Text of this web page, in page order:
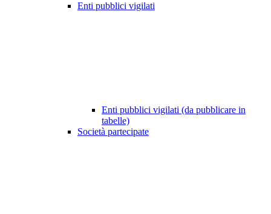
Enti pubblici vigilati
Enti pubblici vigilati (da pubblicare in
tabelle)
Società partecipate